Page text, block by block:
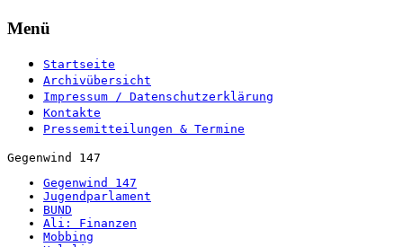
Menü
Startseite
Archivübersicht
Impressum / Datenschutzerklärung
Kontakte
Pressemitteilungen & Termine
Gegenwind 147
Gegenwind 147
Jugendparlament
BUND
Ali: Finanzen
Mobbing